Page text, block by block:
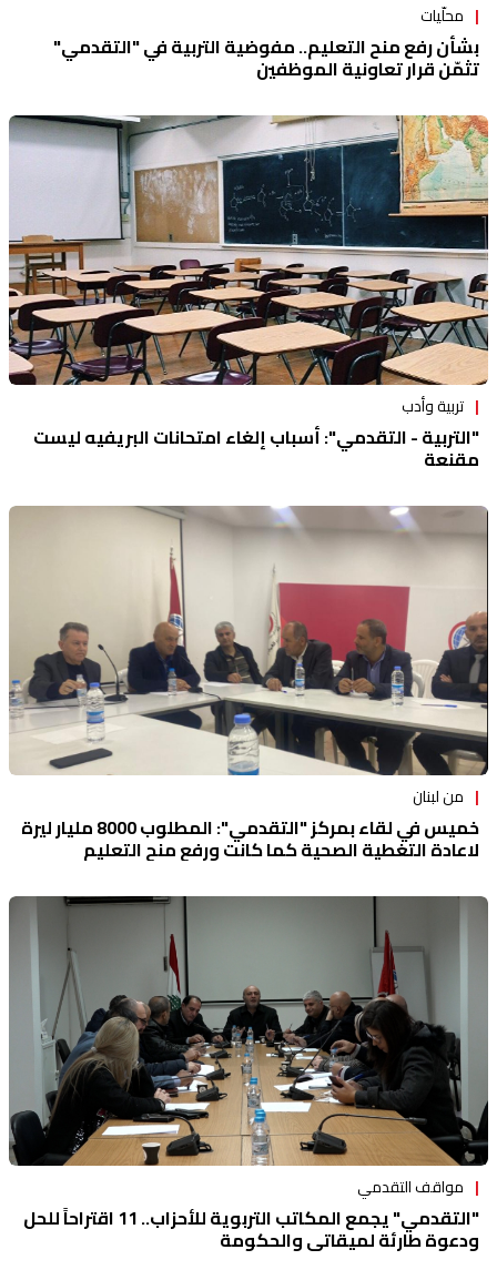
محلّيات
بشأن رفع منح التعليم.. مفوضية التربية في "التقدمي"
تثمّن قرار تعاونية الموظفين
تربية وأدب
"التربية - التقدمي": أسباب إلغاء امتحانات البريفيه ليست
مقنعة
من لبنان
خميس في لقاء بمركز "التقدمي": المطلوب 8000 مليار ليرة
لاعادة التغطية الصحية كما كانت ورفع منح التعليم
مواقف التقدمي
"التقدمي" يجمع المكاتب التربوية للأحزاب.. 11 اقتراحاً للحل
ودعوة طارئة لميقاتي والحكومة